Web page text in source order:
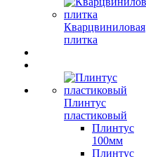
Кварцвиниловая
плитка
Плинтус
пластиковый
Плинтус
100мм
Плинтус